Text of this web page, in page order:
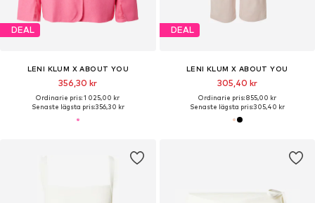
DEAL
LENI KLUM X ABOUT YOU
356,30 kr
Ordinarie pris: 1 025,00 kr
Senaste lägsta pris:356,30 kr
DEAL
LENI KLUM X ABOUT YOU
305,40 kr
Ordinarie pris: 855,00 kr
Senaste lägsta pris:305,40 kr